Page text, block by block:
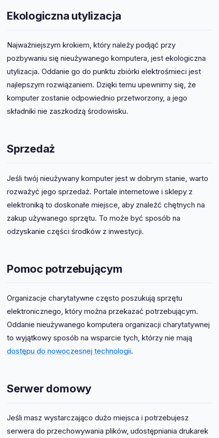
Ekologiczna utylizacja
Najważniejszym krokiem, który należy podjąć przy
pozbywaniu się nieużywanego komputera, jest ekologiczna
utylizacja. Oddanie go do punktu zbiórki elektrośmieci jest
najlepszym rozwiązaniem. Dzięki temu upewnimy się, że
komputer zostanie odpowiednio przetworzony, a jego
składniki nie zaszkodzą środowisku.
Sprzedaż
Jeśli twój nieużywany komputer jest w dobrym stanie, warto
rozważyć jego sprzedaż. Portale internetowe i sklepy z
elektroniką to doskonałe miejsce, aby znaleźć chętnych na
zakup używanego sprzętu. To może być sposób na
odzyskanie części środków z inwestycji.
Pomoc potrzebującym
Organizacje charytatywne często poszukują sprzętu
elektronicznego, który można przekazać potrzebującym.
Oddanie nieużywanego komputera organizacji charytatywnej
to wyjątkowy sposób na wsparcie tych, którzy nie mają
dostępu do nowoczesnej technologii.
Serwer domowy
Jeśli masz wystarczająco dużo miejsca i potrzebujesz
serwera do przechowywania plików, udostępniania drukarek